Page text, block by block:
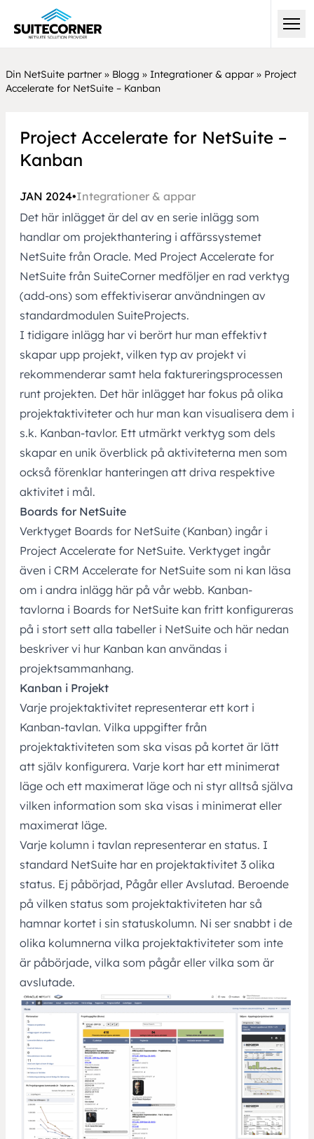
Din NetSuite partner » Blogg » Integrationer & appar » Project
Accelerate for NetSuite – Kanban
Project Accelerate for NetSuite –
Kanban
JAN 2024•Integrationer & appar
Det här inlägget är del av en serie inlägg som
handlar om projekthantering i affärssystemet
NetSuite från Oracle. Med Project Accelerate for
NetSuite från SuiteCorner medföljer en rad verktyg
(add-ons) som effektiviserar användningen av
standardmodulen SuiteProjects.
I tidigare inlägg har vi berört hur man effektivt
skapar upp projekt, vilken typ av projekt vi
rekommenderar samt hela faktureringsprocessen
runt projekten. Det här inlägget har fokus på olika
projektaktiviteter och hur man kan visualisera dem i
s.k. Kanban-tavlor. Ett utmärkt verktyg som dels
skapar en unik överblick på aktiviteterna men som
också förenklar hanteringen att driva respektive
aktivitet i mål.
Boards for NetSuite
Verktyget Boards for NetSuite (Kanban) ingår i
Project Accelerate for NetSuite. Verktyget ingår
även i CRM Accelerate for NetSuite som ni kan läsa
om i andra inlägg här på vår webb. Kanban-
tavlorna i Boards for NetSuite kan fritt konfigureras
på i stort sett alla tabeller i NetSuite och här nedan
beskriver vi hur Kanban kan användas i
projektsammanhang.
Kanban i Projekt
Varje projektaktivitet representerar ett kort i
Kanban-tavlan. Vilka uppgifter från
projektaktiviteten som ska visas på kortet är lätt
att själv konfigurera. Varje kort har ett minimerat
läge och ett maximerat läge och ni styr alltså själva
vilken information som ska visas i minimerat eller
maximerat läge.
Varje kolumn i tavlan representerar en status. I
standard NetSuite har en projektaktivitet 3 olika
status. Ej påbörjad, Pågår eller Avslutad. Beroende
på vilken status som projektaktiviteten har så
hamnar kortet i sin statuskolumn. Ni ser snabbt i de
olika kolumnerna vilka projektaktiviteter som inte
är påbörjade, vilka som pågår eller vilka som är
avslutade.